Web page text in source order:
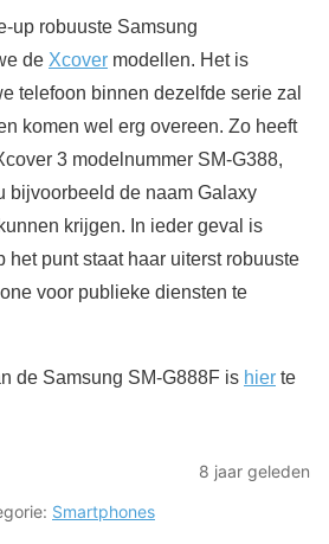
up robuuste Samsung
de Xcover modellen. Het is
telefoon binnen dezelfde serie zal
komen wel erg overeen. Zo heeft
3 modelnummer SM-G388,
bijvoorbeeld de naam Galaxy
krijgen. In ieder geval is
het punt staat haar uiterst robuuste
voor publieke diensten te
de Samsung SM-G888F is hier te
8 jaar geleden
Smartphones